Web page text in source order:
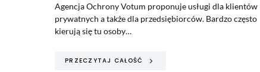
Agencja Ochrony Votum proponuje usługi dla klientów
prywatnych a także dla przedsiębiorców. Bardzo często
kierują się tu osoby…
PRZECZYTAJ CAŁOŚĆ